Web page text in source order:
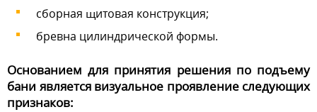
сборная щитовая конструкция;
бревна цилиндрической формы.
Основанием для принятия решения по подъему
бани является визуальное проявление следующих
признаков: